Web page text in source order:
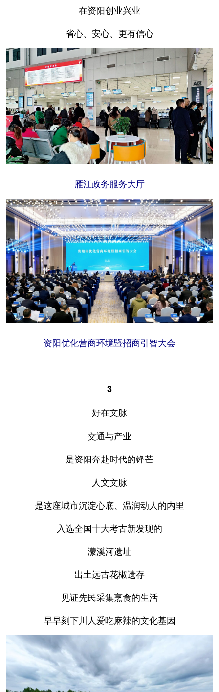
在资阳创业兴业
省心、安心、更有信心
雁江政务服务大厅
资阳优化营商环境暨招商引智大会
3
好在文脉
交通与产业
是资阳奔赴时代的锋芒
人文文脉
是这座城市沉淀心底、温润动人的内里
入选全国十大考古新发现的
濛溪河遗址
出土远古花椒遗存
见证先民采集烹食的生活
早早刻下川人爱吃麻辣的文化基因